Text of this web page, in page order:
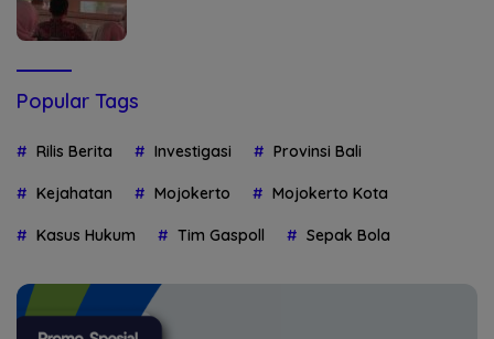
Popular Tags
Rilis Berita Investigasi Provinsi Bali
Kejahatan Mojokerto Mojokerto Kota
Kasus Hukum Tim Gaspoll Sepak Bola